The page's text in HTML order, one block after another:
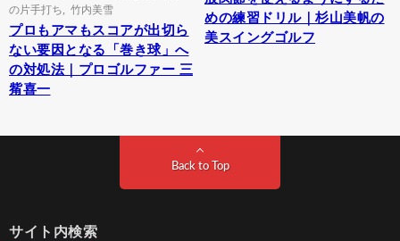
の片手打ち
竹内美雪
プロもアマもスコアが出切ら
ない要因となる「巻き球」へ
の対処法｜プロゴルファー 三
觜喜一
めの練習ドリル｜杉山美帆の
美スイングゴルフ
Back to Top
サイト内検索